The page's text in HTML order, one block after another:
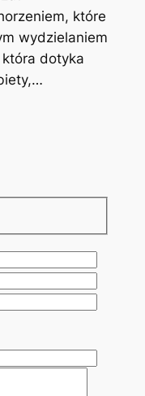
które
wydzielaniem
dotyka